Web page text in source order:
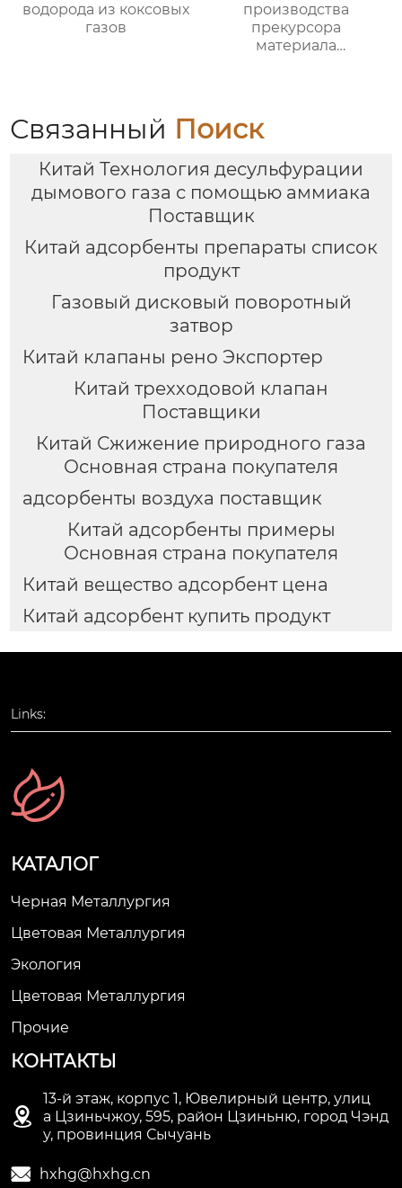
водорода из коксовых
газов
производства
прекурсора
материала
Связанный Поиск
Китай Технология десульфурации
дымового газа с помощью аммиака
Поставщик
Китай адсорбенты препараты список
продукт
Газовый дисковый поворотный
затвор
Китай клапаны рено Экспортер
Китай трехходовой клапан
Поставщики
Китай Сжижение природного газа
Основная страна покупателя
адсорбенты воздуха поставщик
Китай адсорбенты примеры
Основная страна покупателя
Китай вещество адсорбент цена
Китай адсорбент купить продукт
Links:
КАТАЛОГ
Черная Металлургия
Цветовая Металлургия
Экология
Цветовая Металлургия
Прочие
КОНТАКТЫ

13-й этаж, корпус 1, Ювелирный центр, улиц
а Цзиньчжоу, 595, район Цзиньню, город Чэнд
у, провинция Сычуань
 hxhg@hxhg.cn